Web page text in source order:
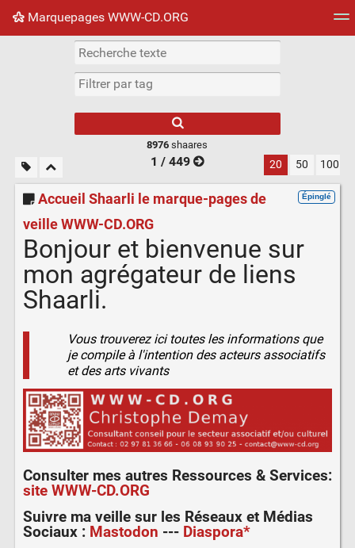
Marquepages WWW-CD.ORG
Nuage de tags Mur d'images
8976 shaares
1 / 449 20 50 100
Épinglé
Accueil Shaarli le marque-pages de
veille WWW-CD.ORG
Bonjour et bienvenue sur
mon agrégateur de liens
Shaarli.
Vous trouverez ici toutes les informations que
je compile à l'intention des acteurs associatifs
et des arts vivants
Consulter mes autres Ressources & Services:
site WWW-CD.ORG
Suivre ma veille sur les Réseaux et Médias
Sociaux: Mastodon --- Diaspora*